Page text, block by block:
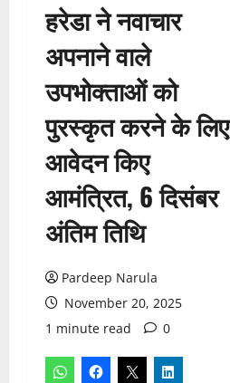
हरेडा ने नवाचार
अपनाने वाले
उपभोक्ताओं को
पुरस्कृत करने के लिए
आवेदन किए
आमंत्रित, 6 दिसंबर
अंतिम तिथि
Pardeep Narula
November 20, 2025
1 minute read
0